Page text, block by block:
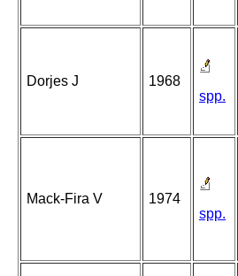
Dorjes J
1968
spp.
Mack-Fira V
1974
spp.